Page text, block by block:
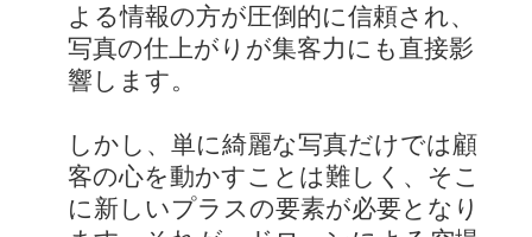
よる情報の方が圧倒的に信頼され、
写真の仕上がりが集客力にも直接影
響します。
しかし、単に綺麗な写真だけでは顧
客の心を動かすことは難しく、そこ
に新しいプラスの要素が必要となり